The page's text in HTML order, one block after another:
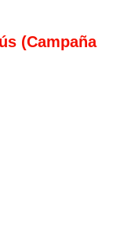
(Campaña